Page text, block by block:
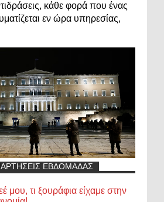
κάθε φορά που ένας
εν ώρα υπηρεσίας,
ΕΒΔΟΜΑΔΑΣ
μου, τι ξουράφια είχαμε στην